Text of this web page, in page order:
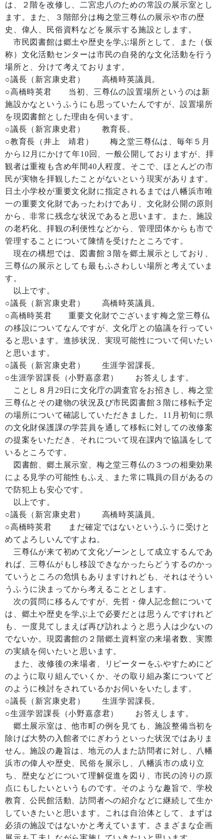
は、２階を改修し、二宮忠八のための常設の展示室とし
ます。また、３階部分は梅之堂三尊仏の展示や市の歴
史、偉人、民俗資料などを展示する施設とします。
市民図書館は郷土や歴史を学ぶ場所として、また（仮
称）文化活動センターは市民の自発的な文化活動を行う
場所と、分けて考えております。
○議長（新宮康史君） 高橋時英議員。
○高橋時英君 当初、三尊仏の設置場所というのは新
施設かなというふうにも思っていたんですが、設置場所
を現図書館とした理由を伺います。
○議長（新宮康史君） 教育長。
○教育長（井上 靖君） 梅之堂三尊仏は、毎年５月
から12月にかけて年10回、一般公開しておりますが、拝
観者は重複も含め年間40人程度。そこで、ほとんどの市
民が実物を拝観したことがないという現実があります。
日土小学校が重要文化財に指定されるまでは八幡浜市唯
一の重要文化財であったわけであり、文化財公開の原則
から、非常に残念な状況であると思います。また、施設
の老朽化、拝観の利便性などから、管理団体からも市で
管理することについて陳情を受けたところです。
現在の構想では、図書館３階を郷土展示としており、
三尊仏の展示としても最もふさわしい場所と考えていま
す。
以上です。
○議長（新宮康史君） 高橋時英議員。
○高橋時英君 重要文化財でございます梅之堂三尊仏
の移設についてなんですが、文化庁との協議を行ってい
ると思います。進捗状況、実現可能性について伺いたい
と思います。
○議長（新宮康史君） 生涯学習課長。
○生涯学習課長（小野嘉彦君） お答えします。
ことし８月29日に文化庁の調査官をお招きし、梅之堂
三尊仏とその建物の状況及び市民図書館３階に移転予定
の場所について確認していただきました。11月初旬に県
の文化財保護課の学芸員を通して移転に対しての改修案
の提案をいただき、それについて現在課内で協議をして
いるところです。
図書館、郷土展示室、梅之堂三尊仏の３つの相乗効果
による見学の可能性もふえ、また常に職員の目があるの
で防犯上も安心です。
以上です。
○議長（新宮康史君） 高橋時英議員。
○高橋時英君 まだ確定ではないというふうに受けと
めてよろしいんですよね。
三尊仏が来て初めて文化ゾーンとして成立するんであ
れば、三尊仏がもし移設できなかったらどうするのかっ
ていうところの危惧もありますけれども、それはそうい
うふうに決まってから考えることとします。
次の質問に移るんですが、先哲・偉人記念館について
は、郷土や歴史を学ぶ上で必要だとは思うんですけれど
も、一度見てしまえば再び訪れようと思う人は少ないの
でないか。現図書館の２階郷土資料室の来場者数、実際
の実績を伺いたいと思います。
また、改修後の来場者、リピーターをふやすためにど
のように取り組んでいくか、その取り組み案についてど
のように検討をされているかお伺いをいたします。
○議長（新宮康史君） 生涯学習課長。
○生涯学習課長（小野嘉彦君） お答えします。
郷土展示室は、他市町の例を見ても、施設整備当初を
除けば大勢の入館者でにぎわうといった状況ではありま
せん。施設の趣旨は、地元の人また訪問者に対し、八幡
浜市の偉人や歴史、民俗を展示し、八幡浜市の成り立
ち、歴史などについて理解促進を図り、市民の誇りの原
点にもしたいというものです。そのような趣旨で、学校
教育、公民館活動、訪問者への紹介などに継続して生か
していきたいと思います。これは自治体として、まずは
必須の施設ではないかと考えています。さまざまな企画